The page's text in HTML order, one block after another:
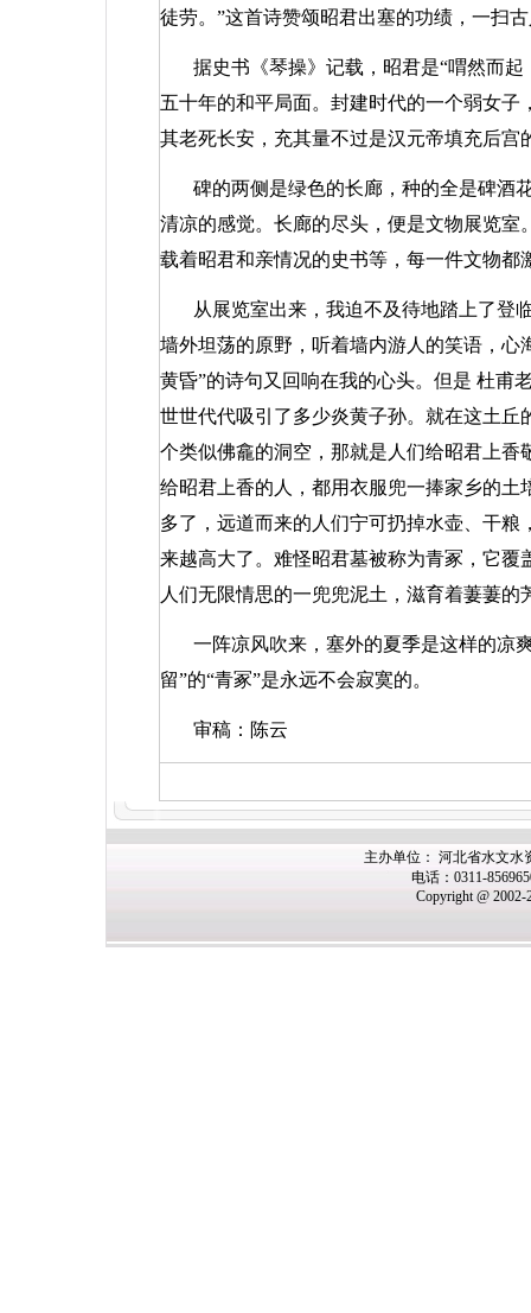
徒劳。”这首诗赞颂昭君出塞的功绩，一扫
据史书《琴操》记载，昭君是“喟然而
五十年的和平局面。封建时代的一个弱女
其老死长安，充其量不过是汉元帝填充后
碑的两侧是绿色的长廊，种的全是碑酒
清凉的感觉。长廊的尽头，便是文物展览
载着昭君和亲情况的史书等，每一件文物都
从展览室出来，我迫不及待地踏上了登
墙外坦荡的原野，听着墙内游人的笑语，
黄昏”的诗句又回响在我的心头。但是 杜甫
世世代代吸引了多少炎黄子孙。就在这土丘
个类似佛龕的洞空，那就是人们给昭君上
给昭君上香的人，都用衣服兜一捧家乡的
多了，远道而来的人们宁可扔掉水壶、干
来越高大了。难怪昭君墓被称为青冢，它
人们无限情思的一兜兜泥土，滋育着萋萋
一阵凉风吹来，塞外的夏季是这样的凉
留”的“青冢”是永远不会寂寞的。
审稿：陈云
主办单位： 河北省水文水
电话：0311-
Copyright @ 2002-